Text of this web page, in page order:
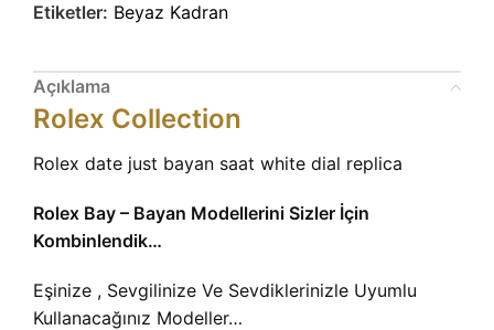
Etiketler: Beyaz Kadran
Açıklama
Rolex Collection
Rolex date just bayan saat white dial replica
Rolex Bay – Bayan Modellerini Sizler İçin
Kombinlendik…
Eşinize , Sevgilinize Ve Sevdiklerinizle Uyumlu
Kullanacağınız Modeller…